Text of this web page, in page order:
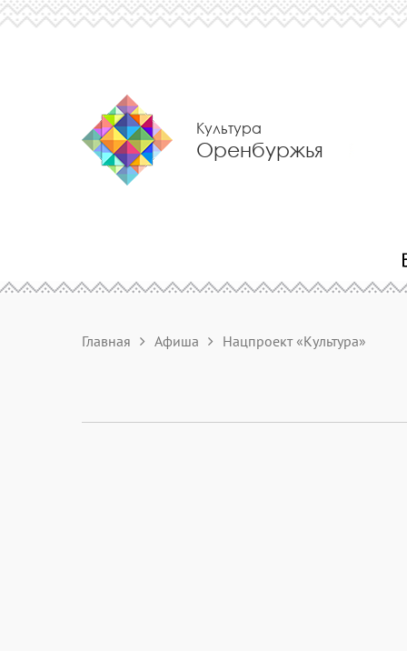
Культура
Оренбуржья
Главная Афиша Нацпроект «Культура»